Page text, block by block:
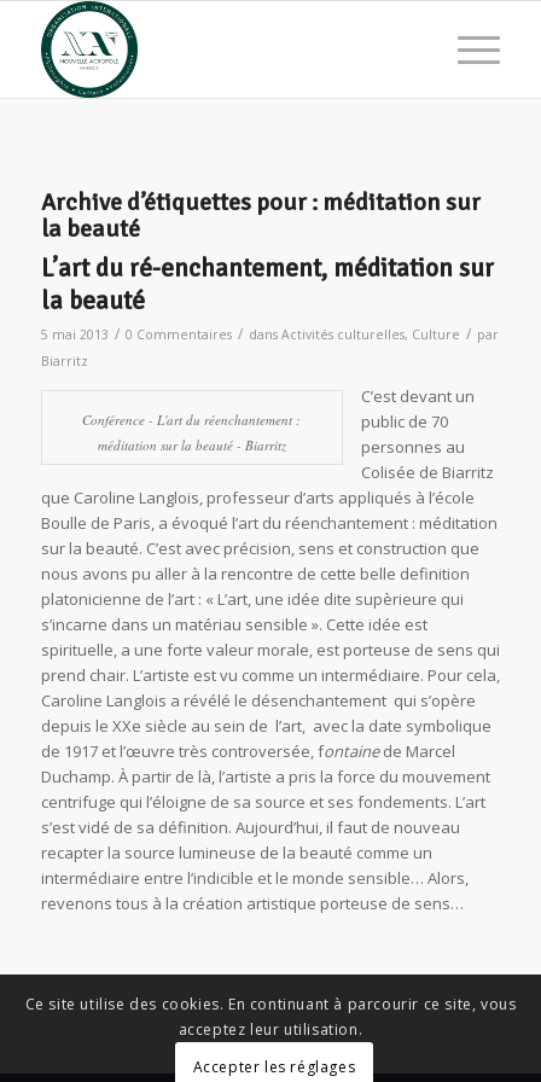
Archive d’étiquettes pour : méditation sur
la beauté
L’art du ré-enchantement, méditation sur
la beauté
5 mai 2013 / 0 Commentaires / dans Activités culturelles, Culture / par
Biarritz
Conférence - L'art du réenchantement :
méditation sur la beauté - Biarritz
C’est devant un
public de 70
personnes au
Colisée de Biarritz
que Caroline Langlois, professeur d’arts appliqués à l’école
Boulle de Paris, a évoqué l’art du réenchantement : méditation
sur la beauté. C’est avec précision, sens et construction que
nous avons pu aller à la rencontre de cette belle definition
platonicienne de l’art : « L’art, une idée dite supèrieure qui
s’incarne dans un matériau sensible ». Cette idée est
spirituelle, a une forte valeur morale, est porteuse de sens qui
prend chair. L’artiste est vu comme un intermédiaire. Pour cela,
Caroline Langlois a révélé le désenchantement qui s’opère
depuis le XXe siècle au sein de l’art, avec la date symbolique
de 1917 et l’œuvre très controversée, fontainede Marcel
Duchamp. À partir de là, l’artiste a pris la force du mouvement
centrifuge qui l’éloigne de sa source et ses fondements. L’art
s’est vidé de sa définition. Aujourd’hui, il faut de nouveau
recapter la source lumineuse de la beauté comme un
intermédiaire entre l’indicible et le monde sensible… Alors,
revenons tous à la création artistique porteuse de sens…
Ce site utilise des cookies. En continuant à parcourir ce site, vous
acceptez leur utilisation.
Accepter les réglages